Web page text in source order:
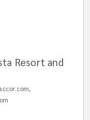
Resort and
,